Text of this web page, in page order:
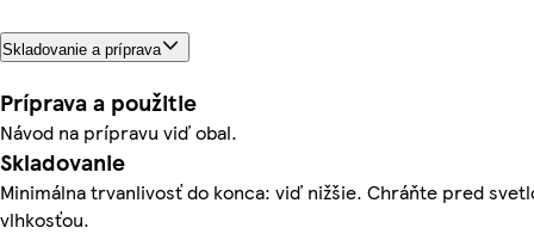
Skladovanie a príprava
Príprava a použitie
Návod na prípravu viď obal.
Skladovanie
Minimálna trvanlivosť do konca: viď nižšie. Chráňte pred
vlhkosťou.